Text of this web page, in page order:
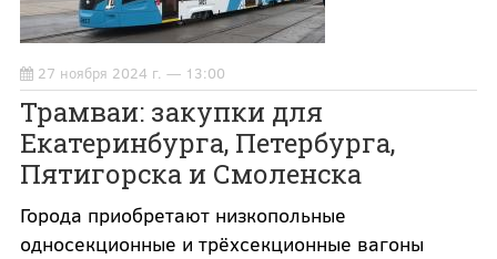
27 ноября 2024 г. — 13:00
Трамваи: закупки для
Екатеринбурга, Петербурга,
Пятигорска и Смоленска
Города приобретают низкопольные
односекционные и трёхсекционные вагоны